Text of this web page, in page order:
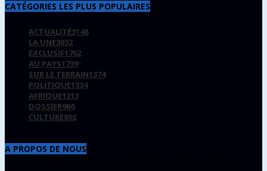
CATÉGORIES LES PLUS POPULAIRES
ACTUALITÉ3148
LA UNE3032
EXCLUSIF1762
AU PAYS1739
SUR LE TERRAIN1374
POLITIQUE1334
AFRIQUE1213
DOSSIER906
CULTURE892
A PROPOS DE NOUS